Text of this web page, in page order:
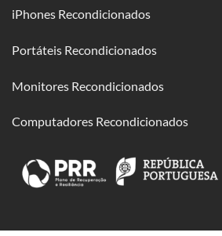
iPhones Recondicionados
Portáteis Recondicionados
Monitores Recondicionados
Computadores Recondicionados